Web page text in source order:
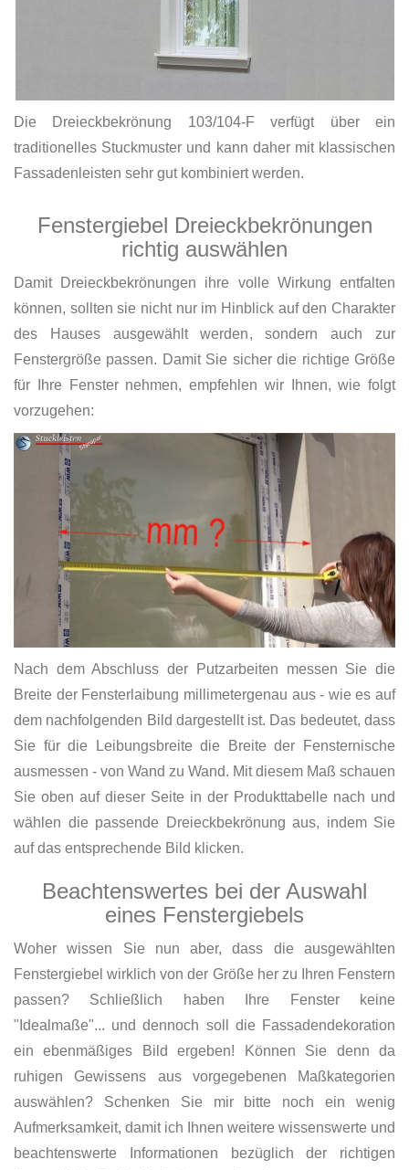
Die Dreieckbekrönung 103/104-F verfügt über ein
traditionelles Stuckmuster und kann daher mit klassischen
Fassadenleisten sehr gut kombiniert werden.
Fenstergiebel Dreieckbekrönungen
richtig auswählen
Damit Dreieckbekrönungen ihre volle Wirkung entfalten
können, sollten sie nicht nur im Hinblick auf den Charakter
des Hauses ausgewählt werden, sondern auch zur
Fenstergröße passen. Damit Sie sicher die richtige Größe
für Ihre Fenster nehmen, empfehlen wir Ihnen, wie folgt
vorzugehen:
Nach dem Abschluss der Putzarbeiten messen Sie die
Breite der Fensterlaibung millimetergenau aus - wie es auf
dem nachfolgenden Bild dargestellt ist. Das bedeutet, dass
Sie für die Leibungsbreite die Breite der Fensternische
ausmessen - von Wand zu Wand. Mit diesem Maß schauen
Sie oben auf dieser Seite in der Produkttabelle nach und
wählen die passende Dreieckbekrönung aus, indem Sie
auf das entsprechende Bild klicken.
Beachtenswertes bei der Auswahl
eines Fenstergiebels
Woher wissen Sie nun aber, dass die ausgewählten
Fenstergiebel wirklich von der Größe her zu Ihren Fenstern
passen? Schließlich haben Ihre Fenster keine
"Idealmaße"... und dennoch soll die Fassadendekoration
ein ebenmäßiges Bild ergeben! Können Sie denn da
ruhigen Gewissens aus vorgegebenen Maßkategorien
auswählen? Schenken Sie mir bitte noch ein wenig
Aufmerksamkeit, damit ich Ihnen weitere wissenswerte und
beachtenswerte Informationen bezüglich der richtigen